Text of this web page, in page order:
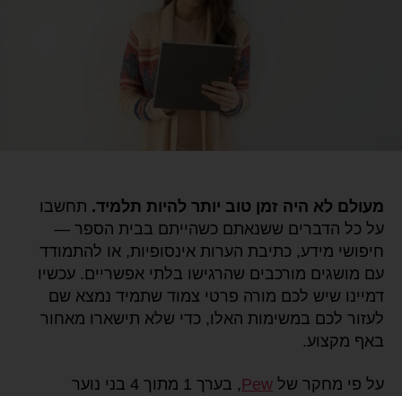
מעולם לא היה זמן טוב יותר להיות תלמיד. תחשבו
על כל הדברים ששנאתם כשהייתם בבית הספר —
חיפושי מידע, כתיבת הערות אינסופיות, או להתמודד
עם מושגים מורכבים שהרגישו בלתי אפשריים. עכשיו
דמיינו שיש לכם מורה פרטי צמוד שתמיד נמצא שם
לעזור לכם במשימות האלו, כדי שלא תישארו מאחור
באף מקצוע.
על פי מחקר של Pew
, בערך 1 מתוך 4 בני נוער